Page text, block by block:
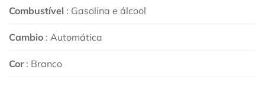
Combustível : Gasolina e álcool
Cambio : Automática
Cor: Branco